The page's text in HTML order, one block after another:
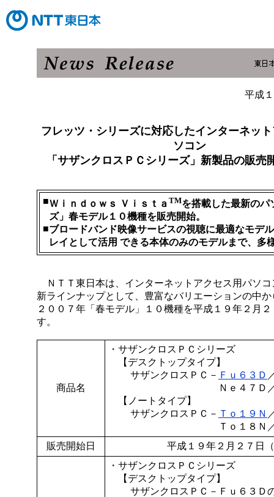
平成
フレッツ・シリーズに対応したインターネッ
ソコン
「サザンクロスＰＣシリーズ」新製品の販売
■Ｗｉｎｄｏｗｓ Ｖｉｓｔａ TMを搭載した最新のパ
ズ」春モデル１０機種を販売開始。
■ブロードバンド映像サービスの視聴に最適なモデ
レイとして活用 できる本体のみのモデルまで、多
ＮＴＴ東日本は、インターネットアクセス用パソ
新ラインナップとして、豊富なバリエーションの中
２００７年「春モデル」１０機種を平成１９年２月
す。
商品名
・ サザンクロスＰＣシリーズ
【デスクトップタイプ】
サザンクロスＰＣ－ Ｆｕ６３Ｄ
Ｎｅ４７Ｄ
【ノートタイプ】
サザンクロスＰＣ－ Ｔｏ１９Ｎ
Ｔｏ１８Ｎ
販売開始日
平成１９年２月２７日
・ サザンクロスＰＣシリーズ
【デスクトップタイプ】
サザンクロスＰＣ－Ｆｕ６３Ｄ